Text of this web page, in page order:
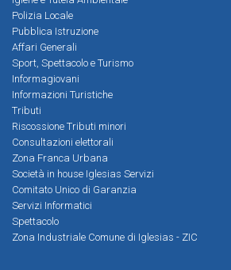
Polizia Locale
Pubblica Istruzione
Affari Generali
Sport, Spettacolo e Turismo
Informagiovani
Informazioni Turistiche
Tributi
Riscossione Tributi minori
Consultazioni elettorali
Zona Franca Urbana
Società in house Iglesias Servizi
Comitato Unico di Garanzia
Servizi Informatici
Spettacolo
Zona Industriale Comune di Iglesias - ZIC